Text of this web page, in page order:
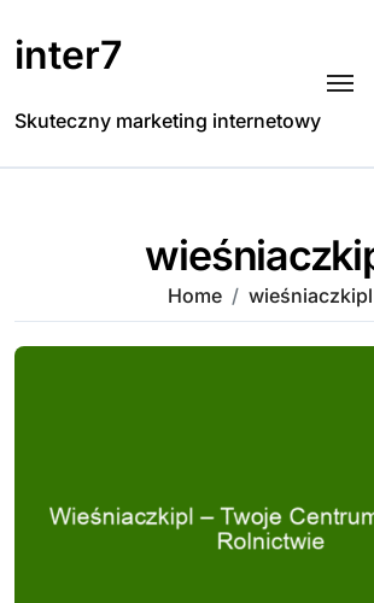
to
content
inter7
Skuteczny marketing internetowy
Home wieśniaczkipl